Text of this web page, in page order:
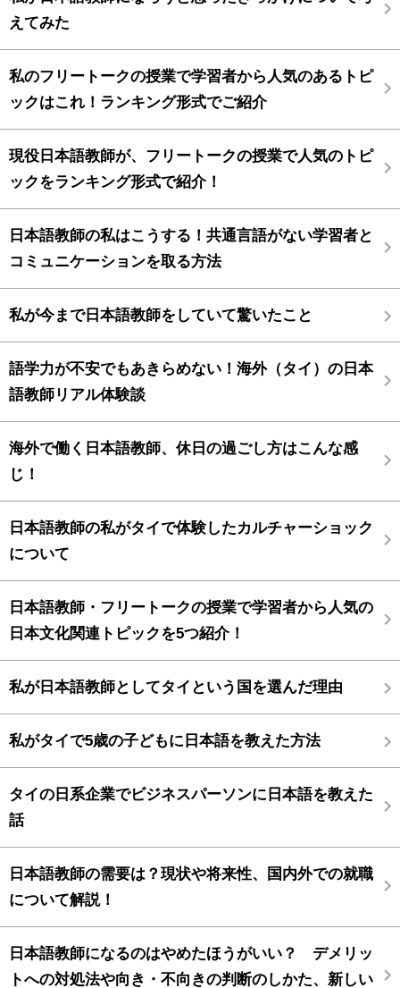
えてみた
私のフリートークの授業で学習者から人気のあるトピ
ックはこれ！ランキング形式でご紹介
現役日本語教師が、フリートークの授業で人気のトピ
ックをランキング形式で紹介！
日本語教師の私はこうする！共通言語がない学習者と
コミュニケーションを取る方法
私が今まで日本語教師をしていて驚いたこと
語学力が不安でもあきらめない！海外（タイ）の日本
語教師リアル体験談
海外で働く日本語教師、休日の過ごし方はこんな感
じ！
日本語教師の私がタイで体験したカルチャーショック
について
日本語教師・フリートークの授業で学習者から人気の
日本文化関連トピックを5つ紹介！
私が日本語教師としてタイという国を選んだ理由
私がタイで5歳の子どもに日本語を教えた方法
タイの日系企業でビジネスパーソンに日本語を教えた
話
日本語教師の需要は？現状や将来性、国内外での就職
について解説！
日本語教師になるのはやめたほうがいい？ デメリッ
トへの対処法や向き・不向きの判断のしかた、新しい